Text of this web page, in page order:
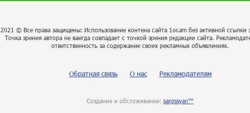
2021 © Все права защищены: Использование контена сайта 1or.am без активной ссылки
Точка зрения автора не ваегда совпадает с точкой зрения редакции сайта.
ответственность за содержание своих рекламных объявлениях.
Обратная связь О нас Рекламодателям
Создание и обслуживание: sargssyan™